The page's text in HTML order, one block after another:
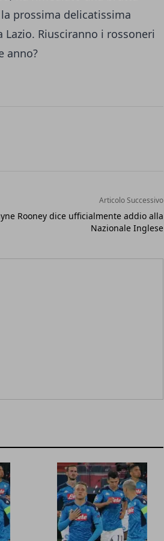
prossima delicatissima
Riusciranno i rossoneri
anno?
Articolo Successivo
Rooney dice ufficialmente addio alla
Nazionale Inglese